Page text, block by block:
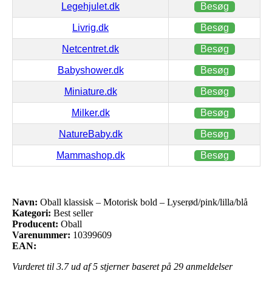
Legehjulet.dk Besøg
Livrig.dk Besøg
Netcentret.dk Besøg
Babyshower.dk Besøg
Miniature.dk Besøg
Milker.dk Besøg
NatureBaby.dk Besøg
Mammashop.dk Besøg
Navn: Oball klassisk – Motorisk bold – Lyserød/pink/lilla/blå
Kategori: Best seller
Producent: Oball
Varenummer: 10399609
EAN:
Vurderet til 3.7ud af 5 stjerner baseret på 29 anmeldelser